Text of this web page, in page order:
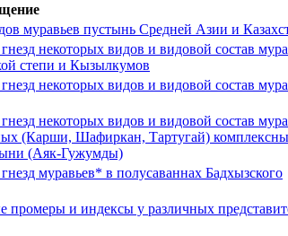
муравьев пустынь Средней Азии и
некоторых видов и видовой состав
степи и Кызылкумов
некоторых видов и видовой состав
некоторых видов и видовой состав
(Карши, Шафиркан, Тартугай)
(Аяк-Гужумды)
муравьев* в полусаваннах Бадхызского
промеры и индексы у различных